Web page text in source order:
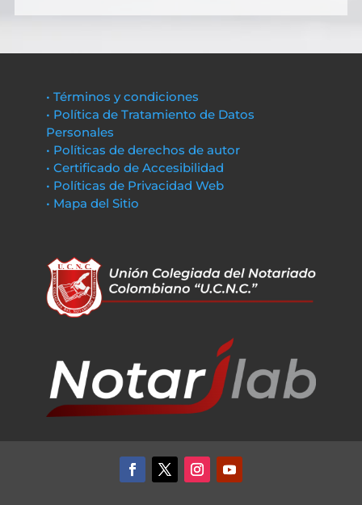
• Términos y condiciones
• Política de Tratamiento de Datos
Personales
• Políticas de derechos de autor
• Certificado de Accesibilidad
• Políticas de Privacidad Web
• Mapa del Sitio